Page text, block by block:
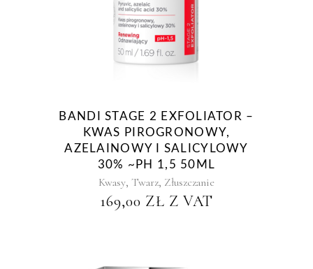
BANDI STAGE 2 EXFOLIATOR –
KWAS PIROGRONOWY,
AZELAINOWY I SALICYLOWY
30% ~PH 1,5 50ML
Kwasy, Twarz, Złuszczanie
169,00 ZŁ Z VAT